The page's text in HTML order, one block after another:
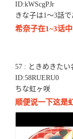
ID:kWScgPJr
きな子は1～3話
希奈子在1~3话
57 : ときめきたい
ID:58RUERU0
ちな虹ヶ咲
顺便说一下这是